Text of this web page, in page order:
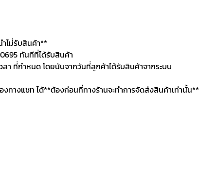
ไม่่รับสินค้า**
ทันทีที่ได้รับสินค้า
า ที่กำหนด โดยนับจากวันที่ลูกค้าได้รับสินค้าจากระบบ
างแชท ได้**ต้องก่อนที่ทางร้านจะทำการจัดส่งสินค้าเท่านั้น**